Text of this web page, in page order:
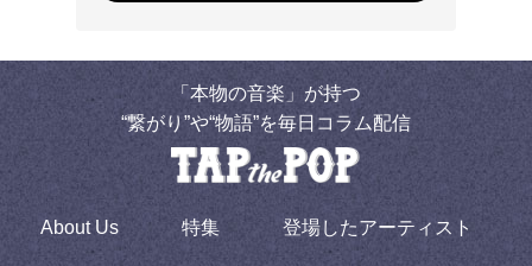
「本物の音楽」が持つ
“繋がり”や“物語”を毎日コラム配信
About Us 特集 登場したアーティスト